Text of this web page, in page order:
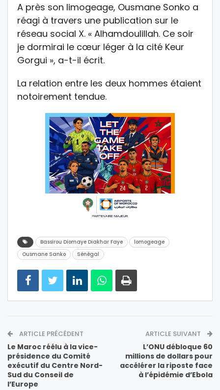
A près son limogeage, Ousmane Sonko a
réagi à travers une publication sur le
réseau social X. « Alhamdoulillah. Ce soir
je dormirai le cœur léger à la cité Keur
Gorgui », a-t-il écrit.
La relation entre les deux hommes étaient
notoirement tendue.
Bassirou Diomaye Diakhar Faye
lomogeage
Ousmane Sanko
Sénégal
ARTICLE PRÉCÉDENT
Le Maroc réélu à la vice-
présidence du Comité
exécutif du Centre Nord-
Sud du Conseil de
l’Europe
ARTICLE SUIVANT
L’ONU débloque 60
millions de dollars pour
accélérer la riposte face
à l’épidémie d’Ebola